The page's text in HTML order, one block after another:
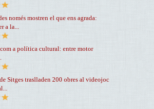
només mostren el que ens agrada:
a la...
a política cultural: entre motor
Sitges traslladen 200 obres al videojoc